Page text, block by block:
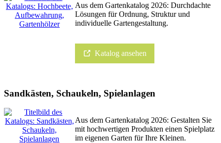
Aus dem Gartenkatalog 2026: Durchdachte
Lösungen für Ordnung, Struktur und
individuelle Gartengestaltung.
Katalog ansehen
Sandkästen, Schaukeln, Spielanlagen
Aus dem Gartenkatalog 2026: Gestalten Sie
mit hochwertigen Produkten einen Spielplatz
im eigenen Garten für Ihre Kleinen.